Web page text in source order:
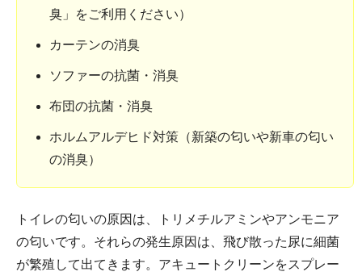
臭」をご利用ください）
カーテンの消臭
ソファーの抗菌・消臭
布団の抗菌・消臭
ホルムアルデヒド対策（新築の匂いや新車の匂い
の消臭）
トイレの匂いの原因は、トリメチルアミンやアンモニア
の匂いです。それらの発生原因は、飛び散った尿に細菌
が繁殖して出てきます。アキュートクリーンをスプレー